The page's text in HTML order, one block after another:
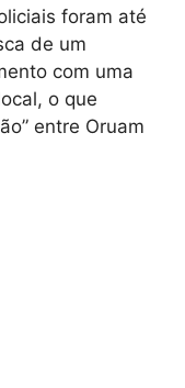
foram até
de um
com uma
o que
entre Oruam